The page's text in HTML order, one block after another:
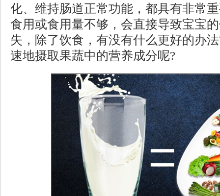
化、维持肠道正常功能，都具有非常
食用或食用量不够，会直接导致宝宝
失，除了饮食，有没有什么更好的办
速地摄取果蔬中的营养成分呢?